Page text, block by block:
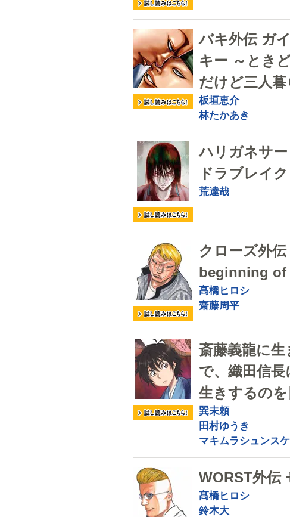
バキ外伝 ガ
キー ～とき
だけど三人暮
板垣恵介
林たかあき
ハリガネサ
ドラブレイク
荒達哉
クローズ外
beginning of
髙橋ヒロシ
齋藤周平
斎藤義龍に
で、織田信
生きするのを
巽未頼
田村ゆうき
マキムラシュンスケ
WORST外伝
髙橋ヒロシ
鈴木大